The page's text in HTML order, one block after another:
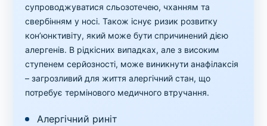
супроводжуватися сльозотечею, чханням та
свербінням у носі. Також існує ризик розвитку
кон’юнктивіту, який може бути спричинений дією
алергенів. В рідкісних випадках, але з високим
ступенем серйозності, може виникнути анафілаксія
– загрозливий для життя алергічний стан, що
потребує термінового медичного втручання.
Алергічний риніт